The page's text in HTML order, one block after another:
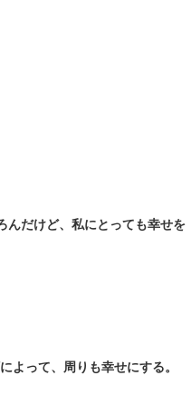
んだけど、私にとっても幸せを
って、周りも幸せにする。